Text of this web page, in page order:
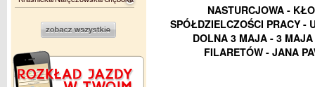
NASTURCJOWA -
SPÓŁDZIELCZOŚCI PRACY -
DOLNA 3 MAJA - 3
FILARETÓW - JANA